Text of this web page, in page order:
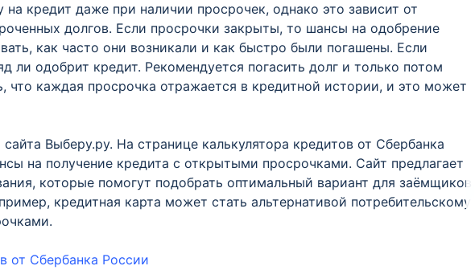
кредит даже при наличии просрочек, однако это зависит от
долгов. Если просрочки закрыты, то шансы на одобрение
как часто они возникали и как быстро были погашены. Если
ли одобрит кредит. Рекомендуется погасить долг и только потом
что каждая просрочка отражается в кредитной истории, и это может
Выберу.ру. На странице калькулятора кредитов от Сбербанка
на получение кредита с открытыми просрочками. Сайт предлагает
которые помогут подобрать оптимальный вариант для заёмщиков
кредитная карта может стать альтернативой потребительскому
от Сбербанка России